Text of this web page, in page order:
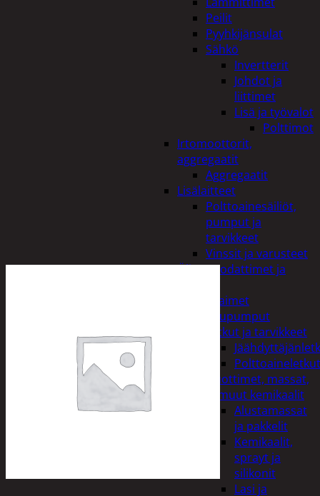
Peilit
Pyyhkijänsulat
Sähkö
Invertterit
Johdot ja
liittimet
Lisä ja työvalot
Polttimot
Irtomoottorit,
aggregaatit
Aggregaatit
Lisälaitteet
Polttoainesäiliöt,
pumput ja
tarvikkeet
Vinssit ja varusteet
Öljyt, suodattimet ja
Avaimet
Imupumput
Letkut ja tarvikkeet
Polttoaineletkut
Liuottimet, massat,
ja muut kemikaalit
Alustamassat
ja pakkelit
Kemikaalit,
sprayt ja
silikonit
Lasi ja